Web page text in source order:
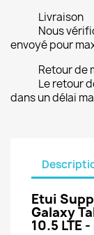
Livraison
Nous
envoyé pour
Retour de
Le retour
dans un délai
Etui
Galaxy
10.5 LTE